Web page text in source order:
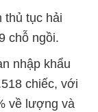
thủ tục hải
chỗ ngồi.
nhập khẩu
chiếc, với
về lượng và